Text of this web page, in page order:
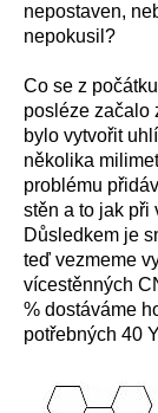
nepostaven,
nepokusil?
Co se z
posléze začalo
bylo vytvořit
několika
problému
stěn a to jak při
Důsledkem je
teď vezmeme
vícestěnných
% dostáváme
potřebných 40